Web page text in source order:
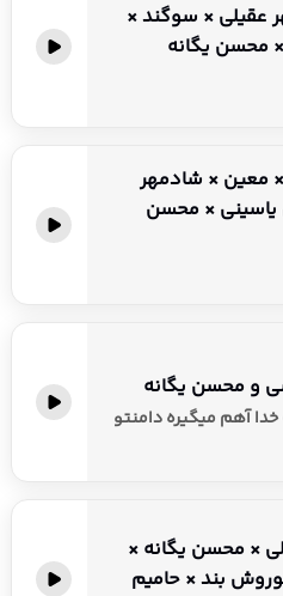
عقیلی × سوگند ×
محسن یگانه
معین × شادمهر
یاسینی × محسن
و محسن یگانه
آهم میگیره دامنتو
× محسن یگانه ×